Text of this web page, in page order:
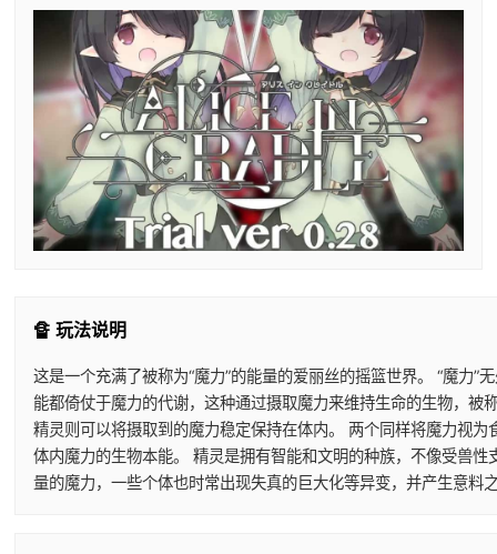
🔏 玩法说明
这是一个充满了被称为“魔力”的能量的爱丽丝的摇篮世界。 “魔力
能都倚仗于魔力的代谢，这种通过摄取魔力来维持生命的生物，被
精灵则可以将摄取到的魔力稳定保持在体内。 两个同样将魔力视
体内魔力的生物本能。 精灵是拥有智能和文明的种族，不像受兽
量的魔力，一些个体也时常出现失真的巨大化等异变，并产生意